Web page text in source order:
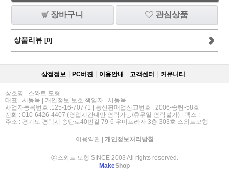
장바구니 관심상품
상품리뷰 [0]
상점정보 PC버젼 이용안내 고객센터 커뮤니티
상호명 : 스와트 모형
대표 : 서동욱 | 개인정보 보호 책임자 : 서동욱
사업자등록번호 :125-16-70771 | 통신판매업신고번호 : 2006-송탄-58호
전화 : 010-6426-4407 (영업시간내만 연락가능/휴무일 연락불가) | 팩스 :
주소 : 경기도 평택시 송탄로40번길 79-6 우미프라자 3층 303호 스와트모형
이용약관| 개인정보처리방침
ⓒ스와트 모형 SINCE 2003 All rights reserved.
MakeShop